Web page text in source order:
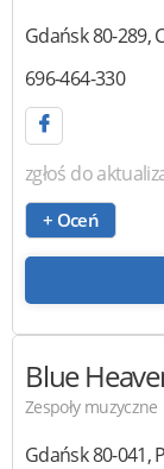
Gdańsk80-289,
696-464-330
zgłoś do
+ Oceń
Blue
Zespoły muzyczne
Gdańsk80-041,